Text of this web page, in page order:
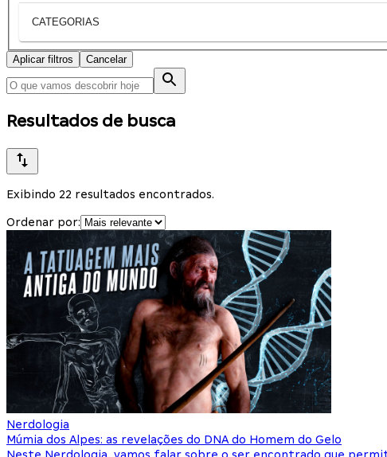
CATEGORIAS
Aplicar filtros Cancelar
Resultados de busca
Exibindo 22 resultados encontrados.
Ordenar por:
Nerdologia
Múmia dos Alpes: as revelações do DNA do Homem do Gelo